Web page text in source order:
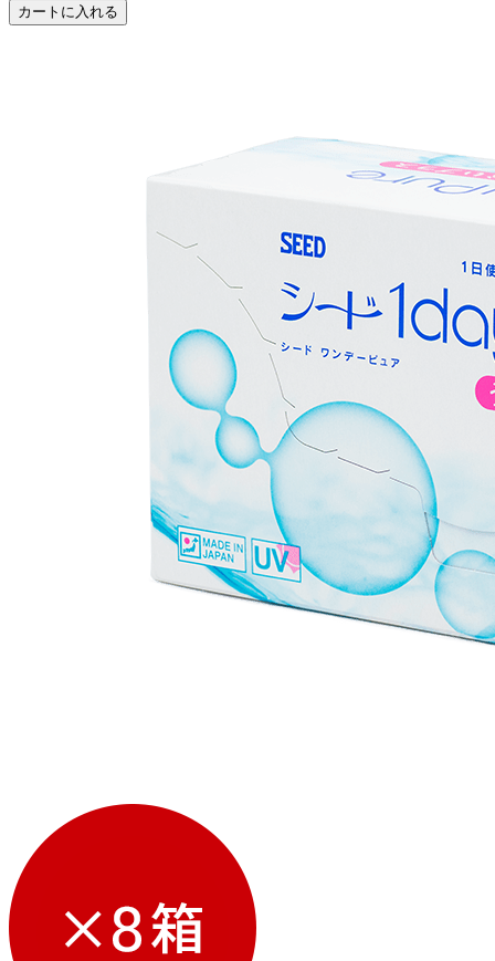
カートに入れる